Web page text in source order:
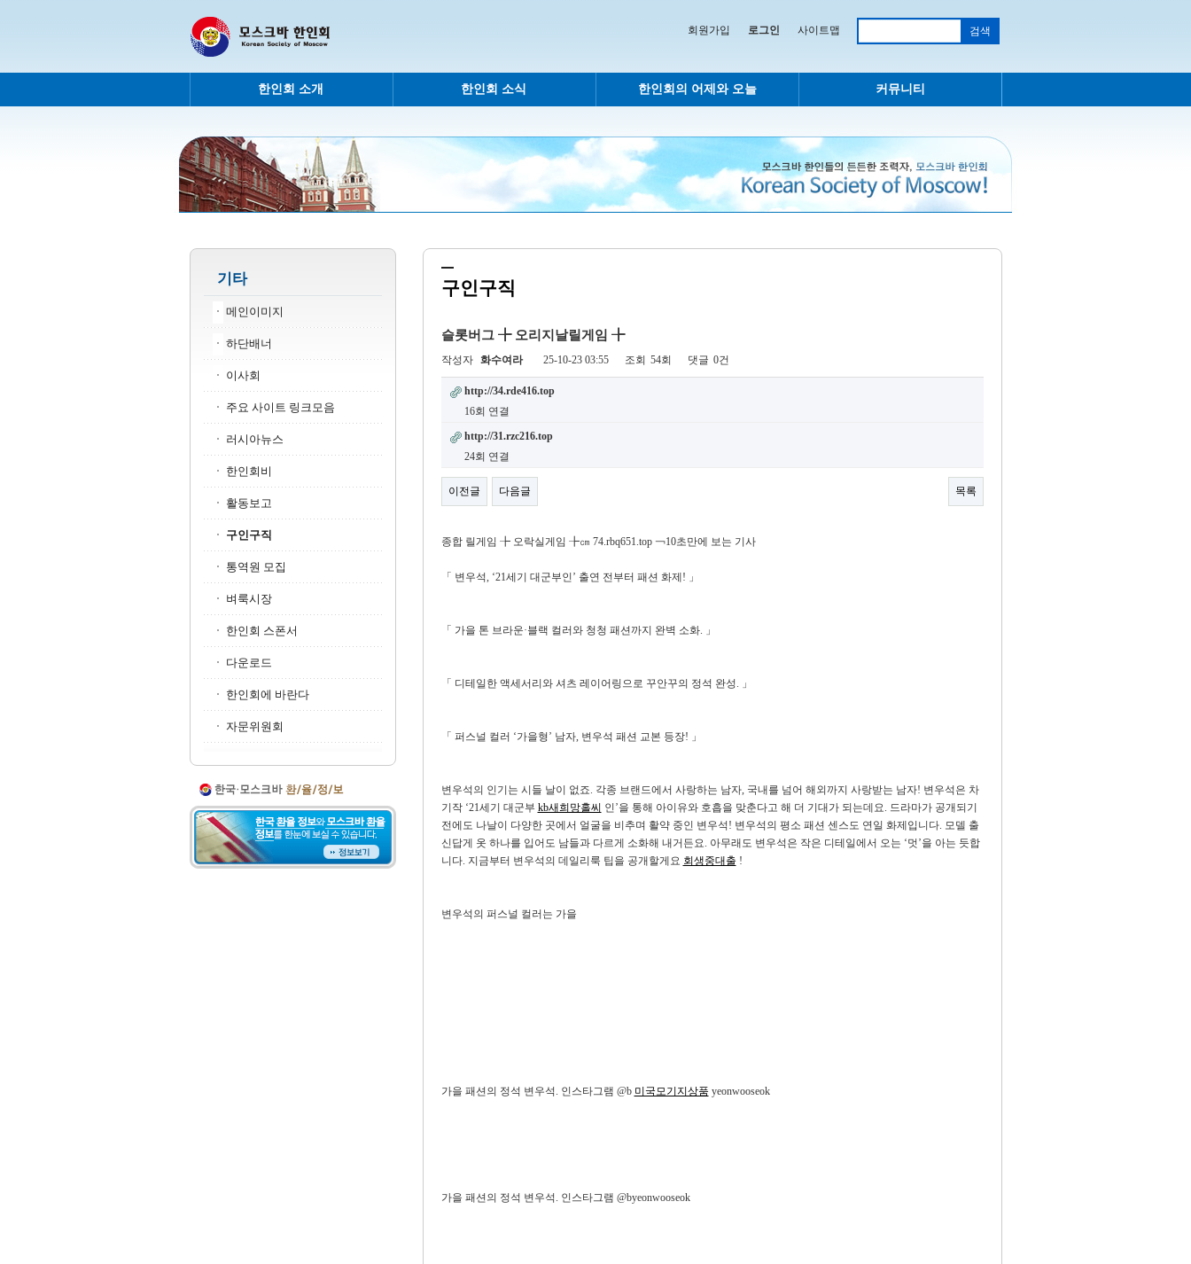
회원가입 로그인 사이트맵
한인회 소개 한인회 소식 한인회의 어제와 오늘 커뮤니티
기타
메인이미지
하단배너
이사회
주요 사이트 링크모음
러시아뉴스
한인회비
활동보고
구인구직
통역원 모집
벼룩시장
한인회 스폰서
다운로드
한인회에 바란다
자문위원회
구인구직
슬롯버그 ╊ 오리지날릴게임 ╊
작성자 화수여라 25-10-23 03:55 조회 54회 댓글 0건
http://34.rde416.top
16회 연결
http://31.rzc216.top
24회 연결
이전글 다음글 목록
종합 릴게임 ╊ 오락실게임 ╊㎝ 74.rbq651.top ￢10초만에 보는 기사
「 변우석, ‘21세기 대군부인’ 출연 전부터 패션 화제! 」
「 가을 톤 브라운·블랙 컬러와 청청 패션까지 완벽 소화. 」
「 디테일한 액세서리와 셔츠 레이어링으로 꾸안꾸의 정석 완성. 」
「 퍼스널 컬러 ‘가을형’ 남자, 변우석 패션 교본 등장! 」
변우석의 인기는 시들 날이 없죠. 각종 브랜드에서 사랑하는 남자, 국내를 넘어 해외까지 사랑받는 남자! 변우석은 차
기작 ‘21세기 대군부 kb새희망홀씨 인’을 통해 아이유와 호흡을 맞춘다고 해 더 기대가 되는데요. 드라마가 공개되기
전에도 나날이 다양한 곳에서 얼굴을 비추며 활약 중인 변우석! 변우석의 평소 패션 센스도 연일 화제입니다. 모델 출
신답게 옷 하나를 입어도 남들과 다르게 소화해 내거든요. 아무래도 변우석은 작은 디테일에서 오는 ‘멋’을 아는 듯합
니다. 지금부터 변우석의 데일리룩 팁을 공개할게요 회생중대출 !
변우석의 퍼스널 컬러는 가을
가을 패션의 정석 변우석. 인스타그램 @b 미국모기지상품 yeonwooseok
가을 패션의 정석 변우석. 인스타그램 @byeonwooseok